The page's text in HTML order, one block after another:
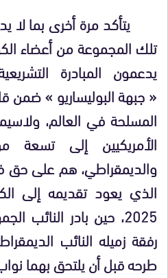
يتأكد مرة أخرى بما لا
تلك المجموعة من أعضاء
يدعمون المبادرة
« جبهة البوليساريو » ضمن
المسلحة في العالم،
الأمريكيين إلى تسعة
والديمقراطي، هم على حق
2025، حين بادر
رفقة زميله النائب
طرحه قبل أن يلتحق بهما